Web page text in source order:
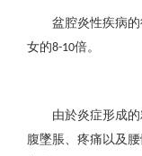
盆腔炎性疾病
女的8-10倍。
由於炎症形成
腹墜脹、疼痛以及